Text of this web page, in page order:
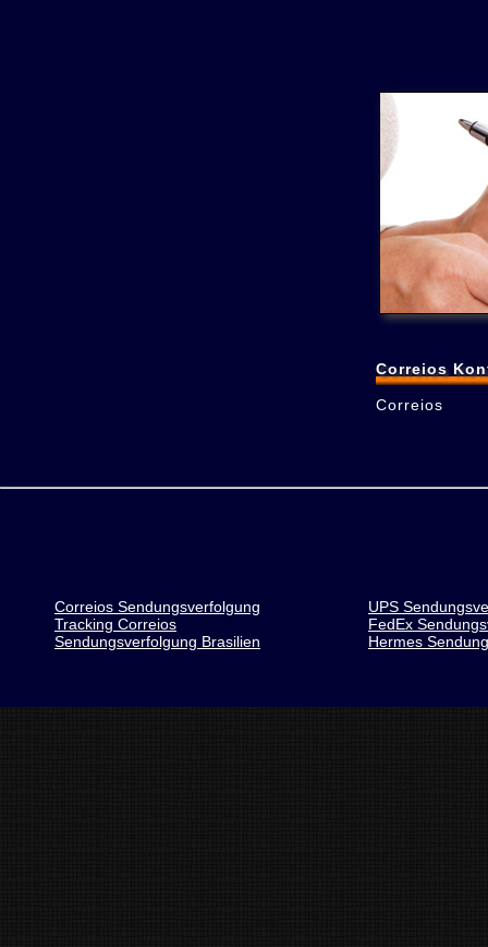
Correios
Correios
Correios Sendungsverfolgung
Tracking Correios
Sendungsverfolgung Brasilien
UPS
FedEx
Hermes